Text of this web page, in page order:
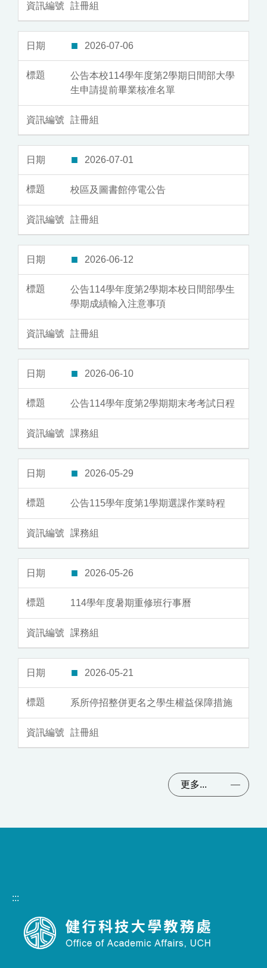
註冊組
2026-07-06
公告本校114學年度第2學期日間部大學
生申請提前畢業核准名單
註冊組
2026-07-01
校區及圖書館停電公告
註冊組
2026-06-12
公告114學年度第2學期本校日間部學生
學期成績輸入注意事項
註冊組
2026-06-10
公告114學年度第2學期期末考考試日程
課務組
2026-05-29
公告115學年度第1學期選課作業時程
課務組
2026-05-26
114學年度暑期重修班行事曆
課務組
2026-05-21
系所停招整併更名之學生權益保障措施
註冊組
更多...
:::